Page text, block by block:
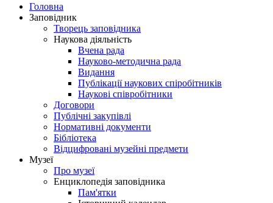
Головна
Заповідник
Творець заповідника
Наукова діяльність
Вчена рада
Науково-методична рада
Видання
Публікації наукових спіробітників
Наукові співробітники
Договори
Публічні закупівлі
Нормативні документи
Бібліотека
Відцифровані музейні предмети
Музеї
Про музеї
Енциклопедія заповідника
Пам'ятки